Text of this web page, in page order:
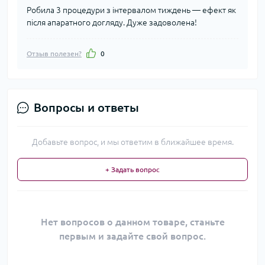
Робила 3 процедури з інтервалом тиждень — ефект як
після апаратного догляду. Дуже задоволена!
Отзыв полезен? 0
Вопросы и ответы
Добавьте вопрос, и мы ответим в ближайшее время.
+ Задать вопрос
Нет вопросов о данном товаре, станьте
первым и задайте свой вопрос.